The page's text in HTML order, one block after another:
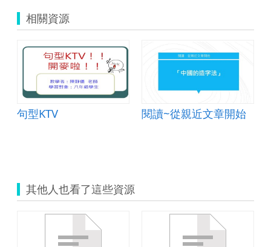
相關資源
句型KTV 閱讀~從親近文章開始
其他人也看了這些資源